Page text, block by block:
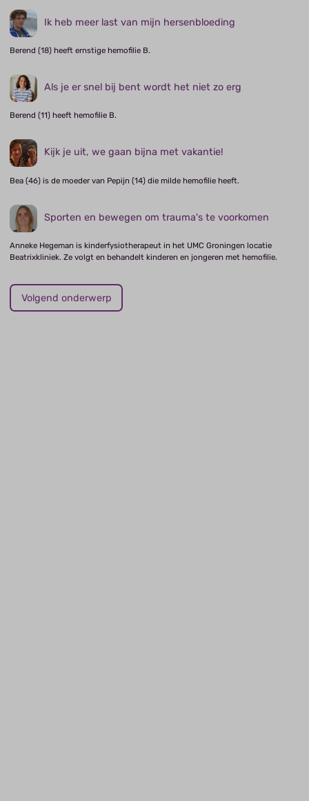
Ik heb meer last van mijn hersenbloeding
Berend (18) heeft ernstige hemofilie B.
Als je er snel bij bent wordt het niet zo erg
Berend (11) heeft hemofilie B.
Kijk je uit, we gaan bijna met vakantie!
Bea (46) is de moeder van Pepijn (14) die milde hemofilie heeft.
Sporten en bewegen om trauma's te voorkomen
Anneke Hegeman is kinderfysiotherapeut in het UMC Groningen locatie
Beatrixkliniek. Ze volgt en behandelt kinderen en jongeren met hemofilie.
Volgend onderwerp